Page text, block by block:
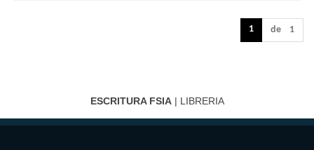
1 de 1
ESCRITURA FSIA| LIBRERIA